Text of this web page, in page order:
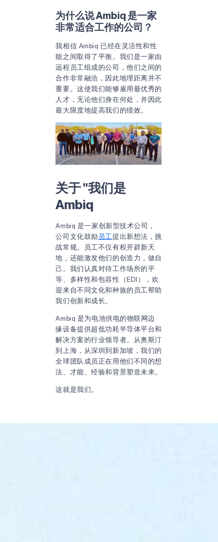
为什么说 Ambiq 是一家
非常适合工作的公司？
我相信 Ambiq 已经在灵活性和性
能之间取得了平衡。我们是一家由
远程员工组成的公司，他们之间的
合作非常融洽，因此地理距离并不
重要。这使我们能够雇用最优秀的
人才，无论他们身在何处，并因此
最大限度地提高我们的绩效。
关于 "我们是
Ambiq
Ambiq 是一家创新型技术公司，
公司文化鼓励 员工提出新想法，挑
战常规。员工不仅有权开辟新天
地，还能激发他们的创造力，做自
己。我们认真对待工作场所的平
等、多样性和包容性（EDI），欢
迎来自不同文化和种族的员工帮助
我们创新和成长。
Ambiq 是为电池供电的物联网边
缘设备提供超低功耗半导体平台和
解决方案的行业领导者。从奥斯汀
到上海，从深圳到新加坡，我们的
全球团队成员正在用他们不同的想
法、才能、经验和背景塑造未来。
这就是我们。